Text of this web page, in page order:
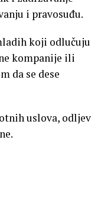
i pravosuđu.
koji odlučuju
kompanije ili
da se dese
uslova, odljev